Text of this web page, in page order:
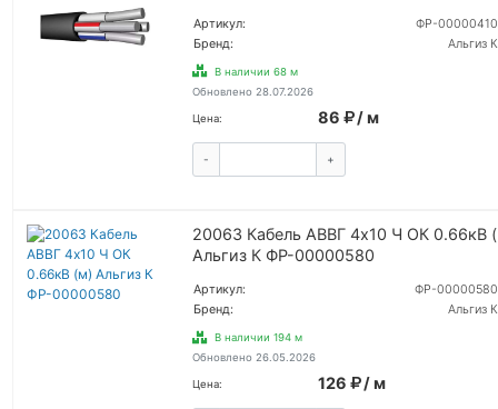
Артикул:
ФР-00000410
Бренд:
Альгиз К
В наличии 68 м
Обновлено 28.07.2026
Цена: 86 / м
- +
20063 Кабель АВВГ 4х10 Ч ОК 0.66кВ
Альгиз К ФР-00000580
Артикул:
ФР-00000580
Бренд:
Альгиз К
В наличии 194 м
Обновлено 26.05.2026
Цена: 126 / м